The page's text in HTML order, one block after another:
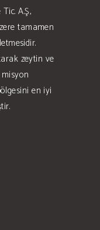
A.Ş,
tamamen
zeytin ve
en iyi